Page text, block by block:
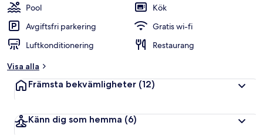
Pool
Kök
Avgiftsfri parkering
Gratis wi-fi
Luftkonditionering
Restaurang
Visa alla
Främsta bekvämligheter (12)
Känn dig som hemma (6)